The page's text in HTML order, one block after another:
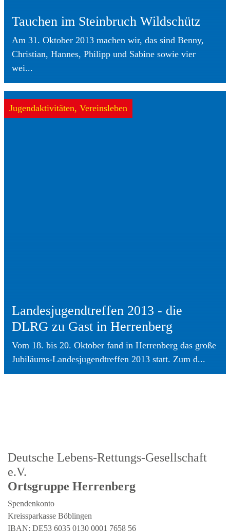
Tauchen im Steinbruch Wildschütz
Am 31. Oktober 2013 machen wir, das sind Benny,
Christian, Hannes, Philipp und Sabine sowie vier
wei...
Jugendaktivitäten, Vereinsleben
Landesjugendtreffen 2013 - die
DLRG zu Gast in Herrenberg
Vom 18. bis 20. Oktober fand in Herrenberg das große
Jubiläums-Landesjugendtreffen 2013 statt. Zum d...
Deutsche Lebens-Rettungs-Gesellschaft
e.V.
Ortsgruppe Herrenberg
Spendenkonto
Kreissparkasse Böblingen
IBAN: DE53 6035 0130 0001 7658 56